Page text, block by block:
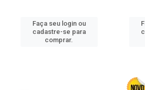
Faça seu login ou
cadastre-se para
comprar.